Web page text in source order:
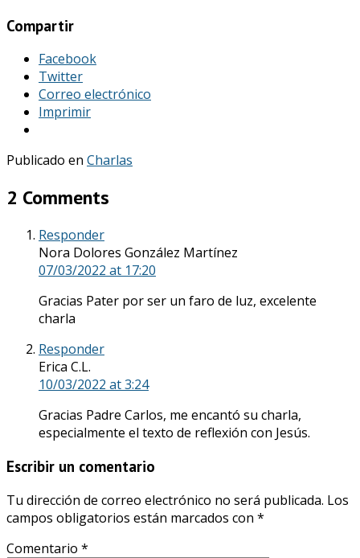
Compartir
Facebook
Twitter
Correo electrónico
Imprimir
Publicado en Charlas
2 Comments
Responder
Nora Dolores González Martínez
07/03/2022 at 17:20
Gracias Pater por ser un faro de luz, excelente
charla
Responder
Erica C.L.
10/03/2022 at 3:24
Gracias Padre Carlos, me encantó su charla,
especialmente el texto de reflexión con Jesús.
Escribir un comentario
Tu dirección de correo electrónico no será publicada. Los
campos obligatorios están marcados con *
Comentario *